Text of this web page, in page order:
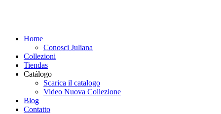
Home
Conosci Juliana
Collezioni
Tiendas
Catálogo
Scarica il catalogo
Video Nuova Collezione
Blog
Contatto